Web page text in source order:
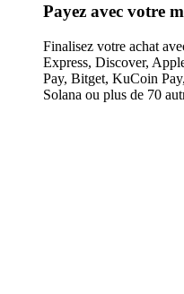
Payez avec votre
Finalisez votre achat
Express, Discover,
Pay, Bitget, KuCoin
Solana ou plus de 70